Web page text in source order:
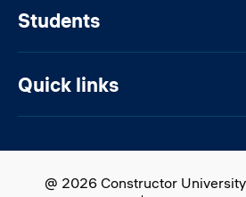
Students
Quick links
@ 2026 Constructor